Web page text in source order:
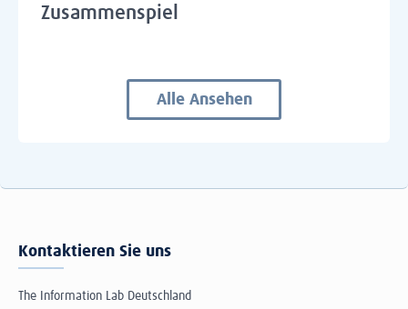
Zusammenspiel
Alle Ansehen
Kontaktieren Sie uns
The Information Lab Deutschland